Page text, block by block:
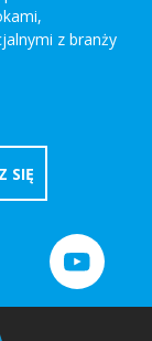
z branży